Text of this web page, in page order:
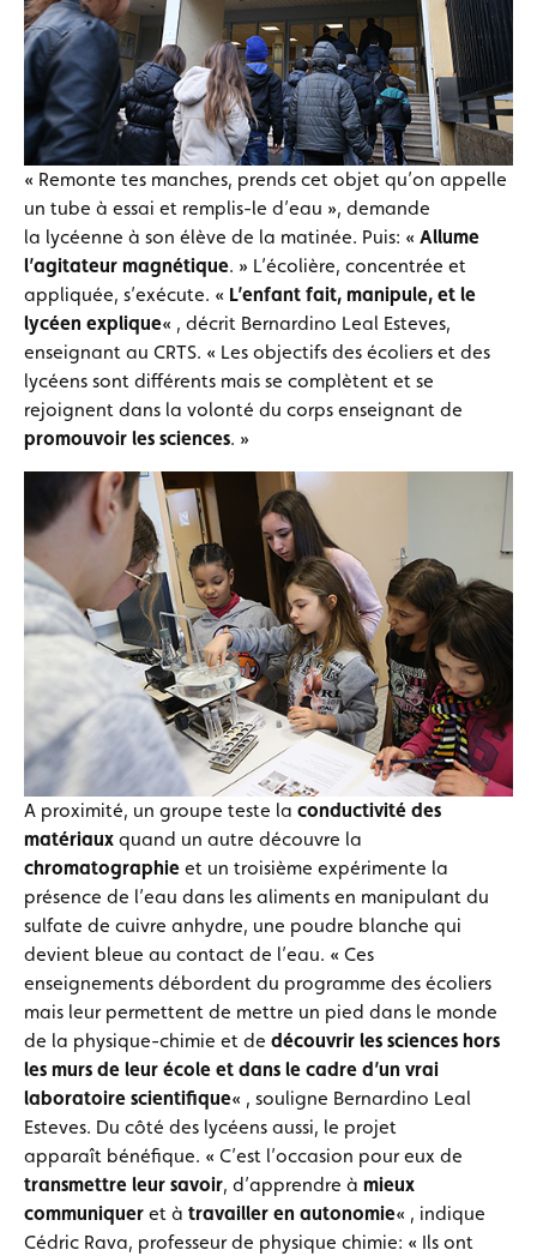
« Remonte tes manches, prends cet objet qu’on appelle
un tube à essai et remplis-le d’eau », demande
la lycéenne à son élève de la matinée. Puis: « Allume
l’agitateur magnétique. » L’écolière, concentrée et
appliquée, s’exécute. « L’enfant fait, manipule, et le
lycéen explique« , décrit Bernardino Leal Esteves,
enseignant au CRTS. « Les objectifs des écoliers et des
lycéens sont différents mais se complètent et se
rejoignent dans la volonté du corps enseignant de
promouvoir les sciences. »
A proximité, un groupe teste la conductivité des
matériaux quand un autre découvre la
chromatographie et un troisième expérimente la
présence de l’eau dans les aliments en manipulant du
sulfate de cuivre anhydre, une poudre blanche qui
devient bleue au contact de l’eau. « Ces
enseignements débordent du programme des écoliers
mais leur permettent de mettre un pied dans le monde
de la physique-chimie et de découvrir les sciences hors
les murs de leur école et dans le cadre d’un vrai
laboratoire scientifique« , souligne Bernardino Leal
Esteves. Du côté des lycéens aussi, le projet
apparaît bénéfique. « C’est l’occasion pour eux de
transmettre leur savoir, d’apprendre à mieux
communiquer et à travailler en autonomie« , indique
Cédric Rava, professeur de physique chimie: « Ils ont